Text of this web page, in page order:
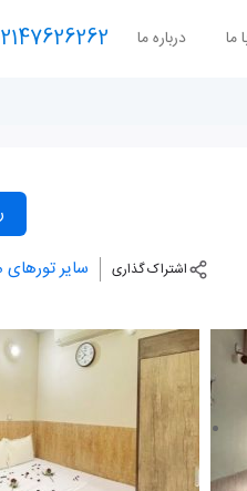
ما درباره ما
اشتراک گذاری سایر تورهای